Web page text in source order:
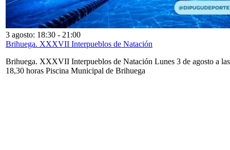
3 agosto: 18:30 - 21:00
Brihuega. XXXVII Interpueblos de Natación
Brihuega. XXXVII Interpueblos de Natación Lunes 3 de agosto a las
18,30 horas Piscina Municipal de Brihuega